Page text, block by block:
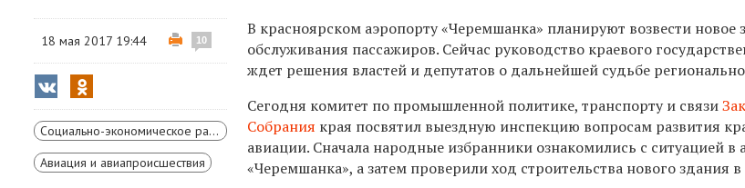
18 мая 2017 19:44 10
Социально-экономическое развитие Красноярского края
Авиация и авиапроисшествия
В красноярском аэропорту «Черемшанка» планируют возвести новое
обслуживания пассажиров. Сейчас руководство краевого
ждет решения властей и депутатов о дальнейшей судьбе
Сегодня комитет по промышленной политике, транспорту и связи
Собрания края посвятил выездную инспекцию вопросам развития
авиации. Сначала народные избранники ознакомились с ситуацией в
«Черемшанка», а затем проверили ход строительства нового здания